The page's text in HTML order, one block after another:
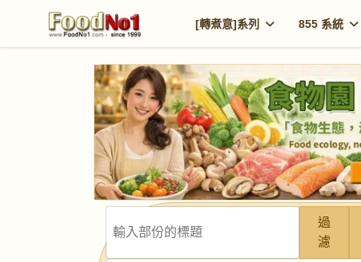
[轉煮意]系列 855 系統
過
濾